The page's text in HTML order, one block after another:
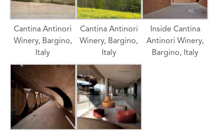
Cantina Antinori
Winery, Bargino,
Italy
Cantina Antinori
Winery, Bargino,
Italy
Inside Cantina
Antinori Winery,
Bargino, Italy